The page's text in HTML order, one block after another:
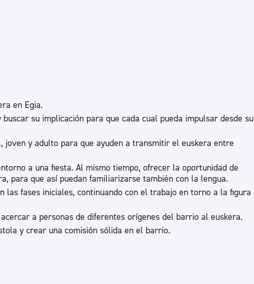
Calendario fiscal
Portal de transparencia
en Egia.
su implicación para que cada cual pueda impulsar desde su
y adulto para que ayuden a transmitir el euskera entre
a una fiesta. Al mismo tiempo, ofrecer la oportunidad de
para que así puedan familiarizarse también con la lengua.
las fases iniciales, continuando con el trabajo en torno a la figura
a personas de diferentes orígenes del barrio al euskera.
y crear una comisión sólida en el barrio.